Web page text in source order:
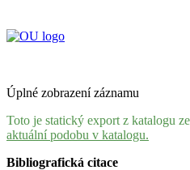
Úplné zobrazení záznamu
Toto je statický export z katalogu
aktuální podobu v katalogu.
Bibliografická citace